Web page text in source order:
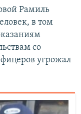
Рамиль
в том
со
угрожал